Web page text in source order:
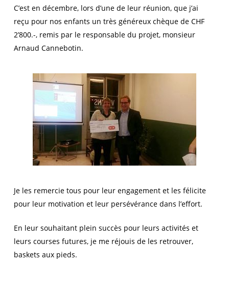
C’est en décembre, lors d’une de leur réunion, que j’ai
reçu pour nos enfants un très généreux chèque de CHF
2’800.-, remis par le responsable du projet, monsieur
Arnaud Cannebotin.
Je les remercie tous pour leur engagement et les félicite
pour leur motivation et leur persévérance dans l’effort.
En leur souhaitant plein succès pour leurs activités et
leurs courses futures, je me réjouis de les retrouver,
baskets aux pieds.